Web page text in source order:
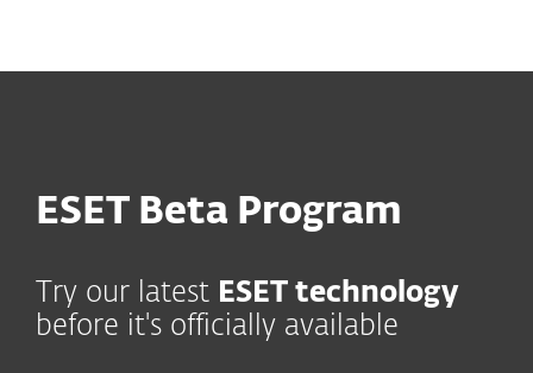
ESET Beta Program
Try our latest ESET technology
before it's officially available